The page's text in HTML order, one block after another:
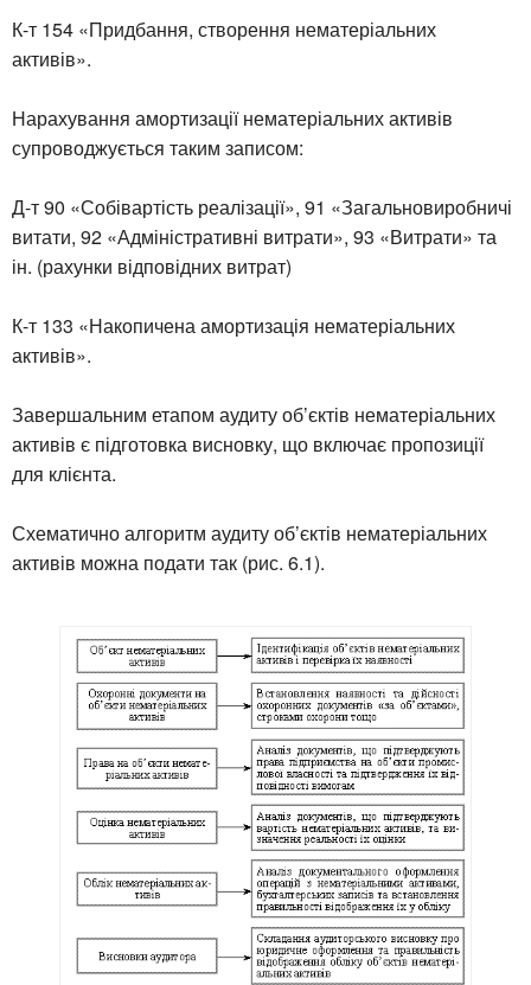
К-т 154 «Придбання, створення нематеріальних
активів».
Нарахування амортизації нематеріальних активів
супроводжується таким записом:
Д-т 90 «Собівартість реалізації», 91 «Загальновиробничі
витати, 92 «Адміністративні витрати», 93 «Витрати» та
ін. (рахунки відповідних витрат)
К-т 133 «Накопичена амортизація нематеріальних
активів».
Завершальним етапом аудиту об’єктів нематеріальних
активів є підготовка висновку, що включає пропозиції
для клієнта.
Схематично алгоритм аудиту об’єктів нематеріальних
активів можна подати так (рис. 6.1).